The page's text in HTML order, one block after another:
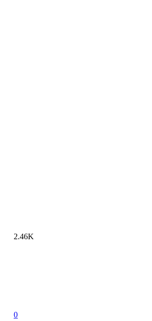
2.46K
0